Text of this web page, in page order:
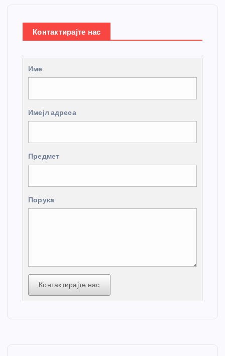
Контактирајте нас
Име
Имејл адреса
Предмет
Порука
Контактирајте нас